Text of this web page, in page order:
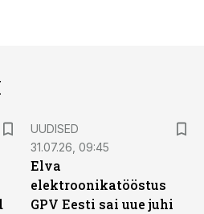
UUDISED
31.07.26, 09:45
Elva
elektroonikatööstus
GPV Eesti sai uue juhi